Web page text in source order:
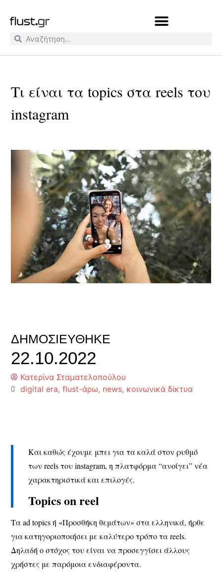
Τι είναι τα topics στα reels του
instagram
ΔΗΜΟΣΙΕΎΘΗΚΕ
22.10.2022
Κατερίνα Σταματελοπούλου
digital era,flust-άρω, news, κοινωνικά δίκτυα
Και καθώς έχουμε μπει για τα καλά στον ρυθμό
των reels του instagram, η πλατφόρμα “ανοίγει” νέα
χαρακτηριστικά και επιλογές.
Topics on reel
Τα ad topics ή «Προσθήκη θεμάτων» στα ελληνικά, ήρθε
για κατηγοριοποιήσει με καλύτερο τρόπο τα reels.
Δηλαδή ο στόχος του είναι να προσεγγίσει άλλους
χρήστες με παρόμοια ενδιαφέροντα.